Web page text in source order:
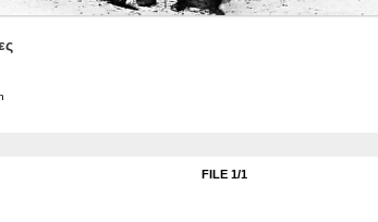
FILE 1/1